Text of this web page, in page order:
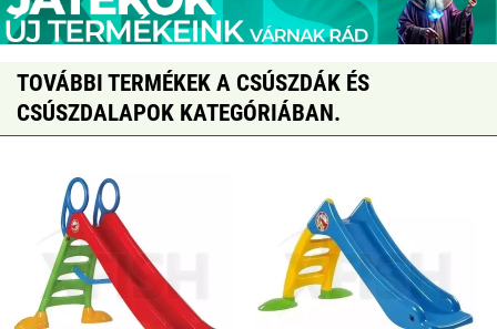
TOVÁBBI TERMÉKEK A CSÚSZDÁK ÉS
CSÚSZDALAPOK KATEGÓRIÁBAN.